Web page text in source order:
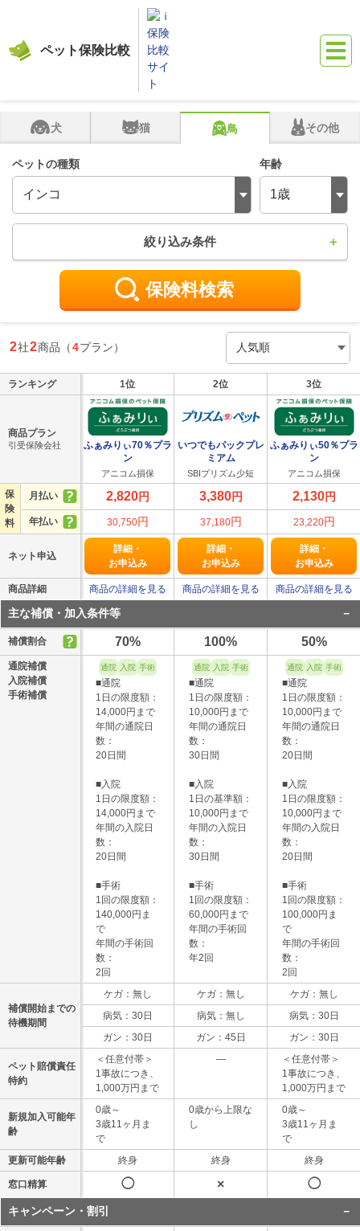
ペット保険比較
保険比較サイト『ｉ保険』 ペット保険比較 鳥（イン
の保険料
犬 猫 鳥 その他
ペットの種類 年齢
絞り込み条件
保険料検索
2社2商品（4プラン）
ランキング 1位 2位 3位
商品プラン
引受保険会社
ふぁみりぃ70％プラ
ン
いつでもパックプレ
ミアム
ふぁみりぃ50％プラ
ン
アニコム損保 SBIプリズム少短 アニコム損保
保
険
料
月払い 2,820円 3,380円 2,130円
年払い 30,750円 37,180円 23,220円
ネット申込
詳細・
お申込み
詳細・
お申込み
詳細・
お申込み
商品詳細 商品の詳細を見る 商品の詳細を見る 商品の詳細を見る
主な補償・加入条件等
補償割合 70% 100% 50%
通院補償
入院補償
手術補償
通院 入院 手術
■通院
1日の限度額：
14,000円まで
年間の通院日
数：
20日間
■入院
1日の限度額：
14,000円まで
年間の入院日
数：
20日間
■手術
1回の限度額：
140,000円ま
で
年間の手術回
数：
2回
通院 入院 手術
■通院
1日の限度額：
10,000円まで
年間の通院日
数：
30日間
■入院
1日の基準額：
10,000円まで
年間の入院日
数：
30日間
■手術
1回の限度額：
60,000円まで
年間の手術回
数：
年2回
通院 入院 手術
■通院
1日の限度額：
10,000円まで
年間の通院日
数：
20日間
■入院
1日の限度額：
10,000円まで
年間の入院日
数：
20日間
■手術
1回の限度額：
100,000円ま
で
年間の手術回
数：
2回
補償開始までの
待機期間
ケガ：無し ケガ：無し
ケガ：無し
病気：30日
病気：無し
病気：30日
ガン：30日
ガン：45日 ガン：30日
ペット賠償責任
特約
＜任意付帯＞
1事故につき、
1,000万円まで
―
＜任意付帯＞
1事故につき、
1,000万円まで
新規加入可能年
齢
0歳～
3歳11ヶ月ま
で
0歳から上限な
し
0歳～
3歳11ヶ月ま
で
更新可能年齢
終身 終身 終身
窓口精算 ◯ × ◯
キャンペーン・割引